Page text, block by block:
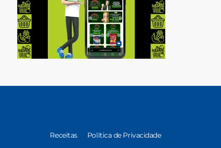
Receitas Política de Privacidade